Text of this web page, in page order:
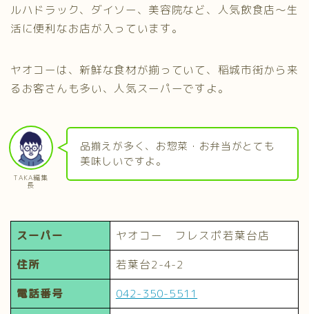
ルハドラック、ダイソー、美容院など、人気飲食店～生
活に便利なお店が入っています。
ヤオコーは、新鮮な食材が揃っていて、稲城市街から来
るお客さんも多い、人気スーパーですよ。
TAKA編集
長
品揃えが多く、お惣菜・お弁当がとても
美味しいですよ。
スーパー
ヤオコー フレスポ若葉台店
住所
若葉台2-4-2
電話番号
042-350-5511